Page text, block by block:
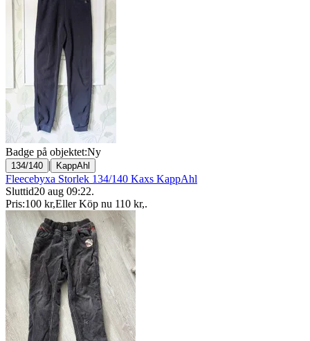
Badge på objektet:Ny
134/140 | KappAhl
Fleecebyxa Storlek 134/140 Kaxs KappAhl
Sluttid20 aug 09:22.
Pris:100 kr,Eller Köp nu 110 kr,.